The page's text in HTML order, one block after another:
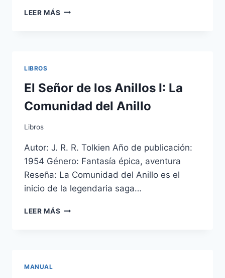
LEER MÁS LA
LIBROS
El Señor de los Anillos I: La
Comunidad del Anillo
Libros
Autor: J. R. R. Tolkien Año de publicación:
1954 Género: Fantasía épica, aventura
Reseña: La Comunidad del Anillo es el
inicio de la legendaria saga…
LEER MÁS
MANUAL